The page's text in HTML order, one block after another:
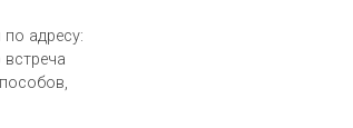
адресу: